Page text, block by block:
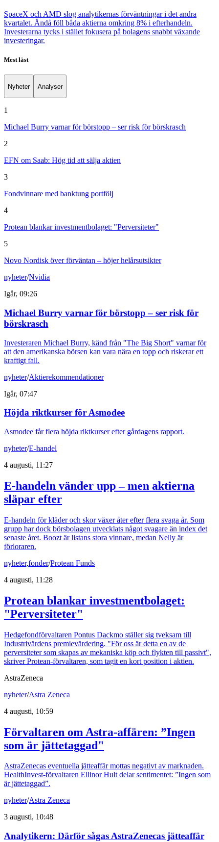
SpaceX och AMD slog analytikernas förväntningar i det andra
kvartalet. Ändå föll båda aktierna omkring 8% i efterhandeln.
Investerarna tycks i stället fokusera på bolagens snabbt växande
investeringar.
Mest läst
Nyheter Analyser
1
Michael Burry varnar för börstopp – ser risk för börskrasch
2
EFN om Saab: Hög tid att sälja aktien
3
Fondvinnare med banktung portfölj
4
Protean blankar investmentbolaget: "Perversiteter"
5
Novo Nordisk över förväntan – höjer helårsutsikter
nyheter/Nvidia
Igår, 09:26
Michael Burry varnar för börstopp – ser risk för
börskrasch
Investeraren Michael Burry, känd från "The Big Short" varnar för
att den amerikanska börsen kan vara nära en topp och riskerar ett
kraftigt fall.
nyheter/Aktierekommendationer
Igår, 07:47
Höjda riktkurser för Asmodee
Asmodee får flera höjda riktkurser efter gårdagens rapport.
nyheter/E-handel
4 augusti, 11:27
E-handeln vänder upp – men aktierna
släpar efter
E-handeln för kläder och skor växer åter efter flera svaga år. Som
grupp har dock börsbolagen utvecklats något svagare än index det
senaste året. Boozt är listans stora vinnare, medan Nelly är
förloraren.
nyheter,fonder/Protean Funds
4 augusti, 11:28
Protean blankar investmentbolaget:
"Perversiteter"
Hedgefondförvaltaren Pontus Dackmo ställer sig tveksam till
Industrivärdens premievärdering. "För oss är detta en av de
perversiteter som skapas av mekaniska köp och flykten till passivt",
skriver Protean-förvaltaren, som tagit en kort position i aktien.
AstraZeneca
nyheter/Astra Zeneca
4 augusti, 10:59
Förvaltaren om Astra-affären: ”Ingen
som är jättetaggad"
AstraZenecas eventuella jätteaffär mottas negativt av marknaden.
HealthInvest-förvaltaren Ellinor Hult delar sentimentet: ”Ingen som
är jättetaggad”.
nyheter/Astra Zeneca
3 augusti, 10:48
Analytikern: Därför sågas AstraZenecas jätteaffär